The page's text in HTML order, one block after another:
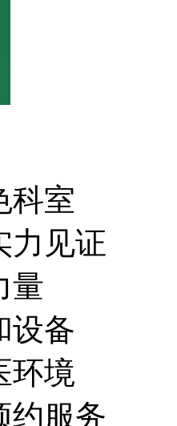
科室
力见证
量
设备
环境
约服务